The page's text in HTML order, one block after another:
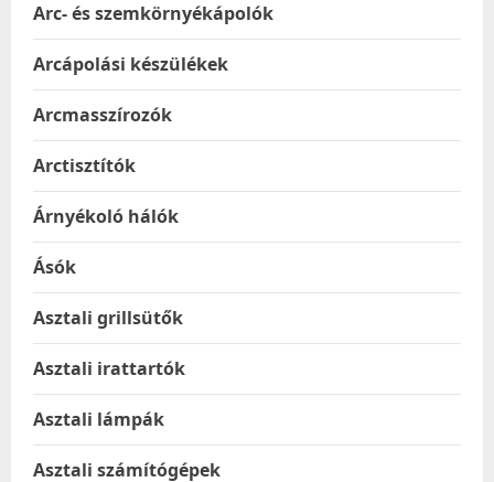
Arc- és szemkörnyékápolók
Arcápolási készülékek
Arcmasszírozók
Arctisztítók
Árnyékoló hálók
Ásók
Asztali grillsütők
Asztali irattartók
Asztali lámpák
Asztali számítógépek